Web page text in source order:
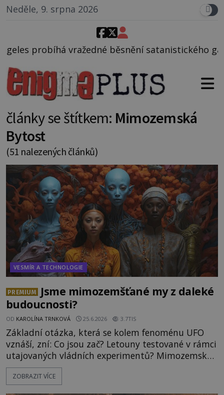
Neděle, 9. srpna 2026
satanistického gangu vedeného
články se štítkem: Mimozemská
Bytost
(51 nalezených článků)
VESMÍR A TECHNOLOGIE
PREMIUM
Jsme mimozemšťané my z daleké
budoucnosti?
OD KAROLÍNA TRNKOVÁ 25.6.2026 3.7TIS
Základní otázka, která se kolem fenoménu UFO
vznáší, zní: Co jsou zač? Letouny testované v rámci
utajovaných vládních experimentů? Mimozemské
vesmírné lodě plnící na Zemi nám neznámý úkol?
Skokani mezi dimenzemi, putující po mostech
ZOBRAZIT VÍCE